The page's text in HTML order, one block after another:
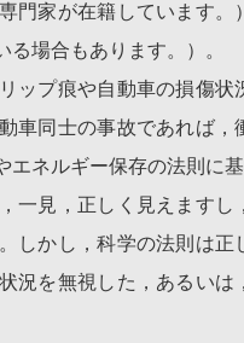
門家が在籍しています
場合もあります。）。
ップ痕や自動車の損傷状
車同士の事故であれば
エネルギー保存の法則に
一見，正しく見えますし
しかし，科学の法則は
況を無視した，あるい